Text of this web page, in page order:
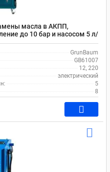
масла в АКПП,
до 10 бар и насосом 5 л/
GrunBaum
GB61007
12, 220
электрический
5
8